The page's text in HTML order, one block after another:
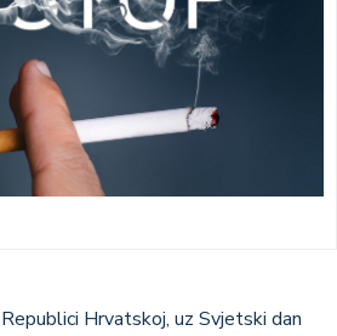
Hrvatskoj, uz Svjetski dan